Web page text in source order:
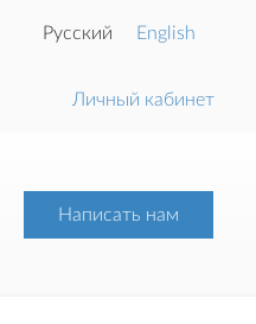
Русский English
Личный кабинет
Написать нам